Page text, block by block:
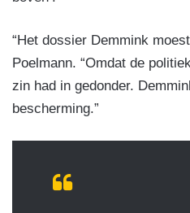
“Het dossier Demmink
Poelmann. “Omdat de
zin had in gedonder.
bescherming.”